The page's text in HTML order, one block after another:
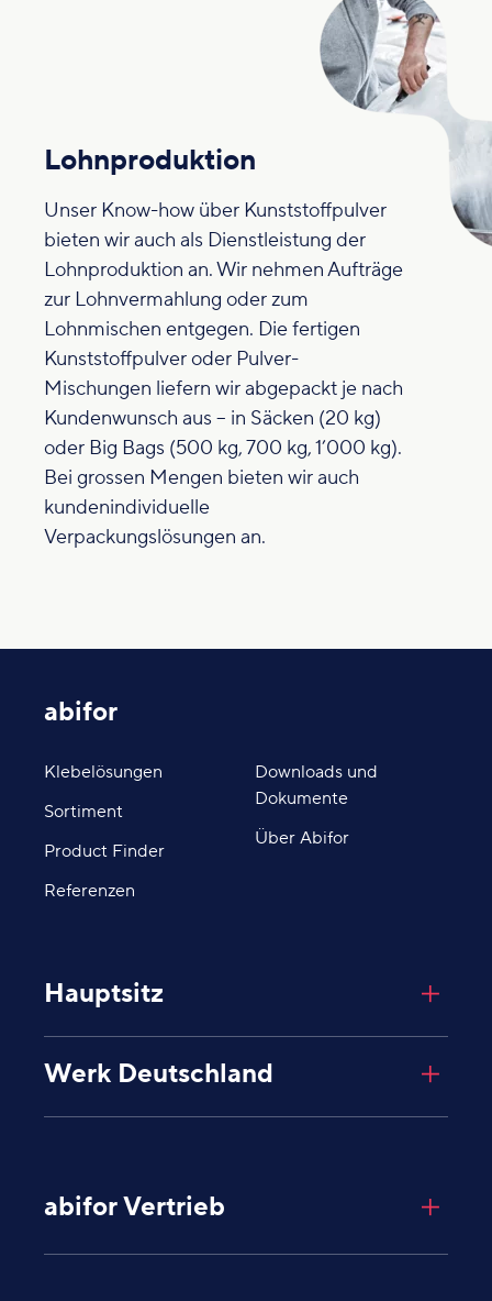
Lohnproduktion
Unser Know-how über Kunststoffpulver
bieten wir auch als Dienstleistung der
Lohnproduktion an. Wir nehmen Aufträge
zur Lohnvermahlung oder zum
Lohnmischen entgegen. Die fertigen
Kunststoffpulver oder Pulver-
Mischungen liefern wir abgepackt je nach
Kundenwunsch aus – in Säcken (20 kg)
oder Big Bags (500 kg, 700 kg, 1’000 kg).
Bei grossen Mengen bieten wir auch
kundenindividuelle
Verpackungslösungen an.
abifor
Klebelösungen
Sortiment
Product Finder
Referenzen
Downloads und
Dokumente
Über Abifor
Hauptsitz
Giessenplatz 8
Werk Deutschland
79793 Wutöschingen
abifor Vertrieb